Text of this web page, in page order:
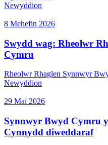
Newyddion
8 Mehefin 2026
Swydd wag: Rheolwr
Cymru
Rheolwr Rhaglen Synnwyr
Newyddion
29 Mai 2026
Synnwyr Bwyd Cymru
Cynnydd diweddaraf